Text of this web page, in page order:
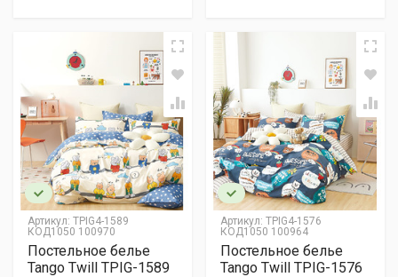
Артикул: TPIG4-1589
КОД1050 100970
Постельное белье
Tango Twill TPIG-1589
Артикул: TPIG4-1576
КОД1050 100964
Постельное белье
Tango Twill TPIG-1576